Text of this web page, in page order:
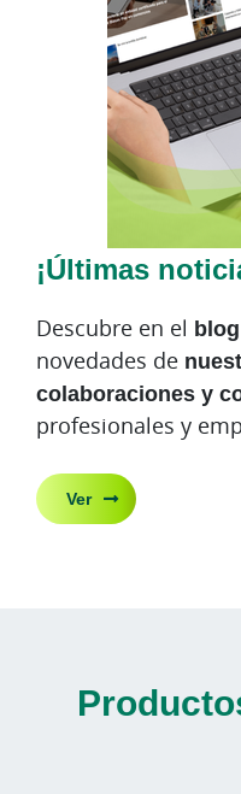
¡Últimas
Descubre en el
novedades de
colaboraciones y
profesionales y
Ver